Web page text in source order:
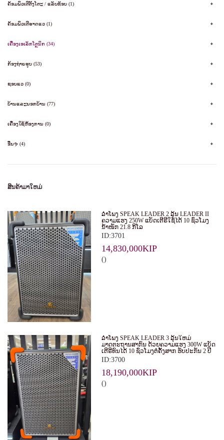
ຄັອມພິວເຕີຕັ້ງໂຕະ / ແລັບທັອບ (1)
ຄັອມພິວເຕີຮາດແວ (1)
ເຄື່ອງເອເລັກໂຕຼນິກ (34)
ກ້ອງຖ່າຍຮູບ (53)
ຊອບແວ (0)
ບ້ານແລະນອກບ້ານ (77)
ເຄື່ອງໃຊ້ຫ້ອງການ (0)
ອື່ນຯ (4)
ສິນຄ້າມາໃຫມ່
ລໍາໂພງ SPEAK LEADER 2 ລຸ້ນ LEADER II
ຄວາມແຮງ 250W ແບັດເຕີຣີໃຊ້ໄດ້ 10 ຊົ່ວໂມງ
ນໍ້າໜັກ 21.8 ກິໂລ
ID:3701
14,830,000KIP
()
ລໍາໂພງ SPEAK LEADER 3 ລຸ້ນໃຫມ່
ມາດຕະຖານສາກົນ ດ້ວຍຄວາມແຮງ 300W ແບັດ
ເຕີຣີທົນໄດ້ 10 ຊົ່ວໂມງຕໍ່ຄັ້ງສາກ ຮັບປະກັນ 2 ປີ
ID:3700
18,190,000KIP
()